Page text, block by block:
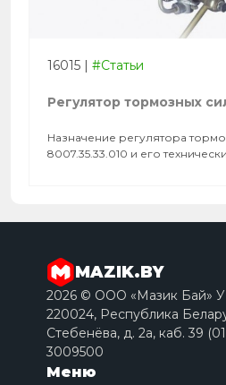
16015 | #Статьи
Регулятор тормозных
Назначение регулятора
8007.35.33.010 и его
MAZIK.BY
2026 © ООО «Мазик Бай»
220024, Республика
Стебенёва, д. 2a, каб. 39
3009500
Меню